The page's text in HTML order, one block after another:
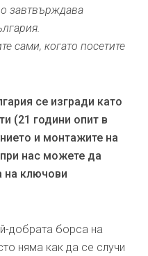
завтвърждава
сами, когато посетите
се изгради като
(21 години опит в
и монтажите на
нас можете да
на ключови
добрата борса на
няма как да се случи